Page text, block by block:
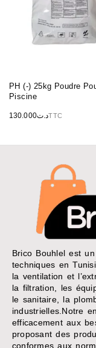
PH (-) 25kg Poudre
Piscine
د.ت130.000 TTC
Brico Bouhlel est
techniques en
la ventilation et
la filtration, les
le sanitaire, la
industrielles.Notre
efficacement aux
proposant des
conformes aux